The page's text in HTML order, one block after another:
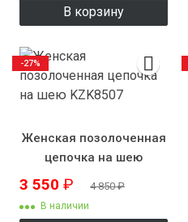
В корзину
Женская позолоченная
цепочка на шею
KZK8507
3 550 ₽ 4 850₽
В наличии
-27%